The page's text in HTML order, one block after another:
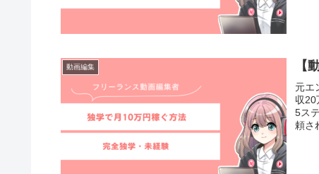
動画編集 【
元エ
収20
5ス
頼さ